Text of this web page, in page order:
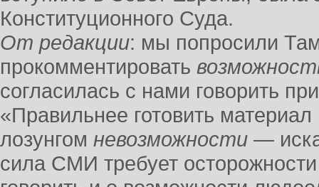
Конституционного Суда.
От редакции: мы попросили
прокомментировать
согласилась с нами говорить
«Правильнее готовить материал
лозунгом невозможности —
сила СМИ требует